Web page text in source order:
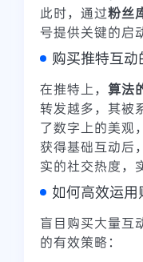
此时，通过粉丝
号提供关键的启
购买推特互动
在推特上， 算法
转发越多，其被
了数字上的美观
获得基础互动后
实的社交热度，
如何高效运
盲目购买大量互
的有效策略：